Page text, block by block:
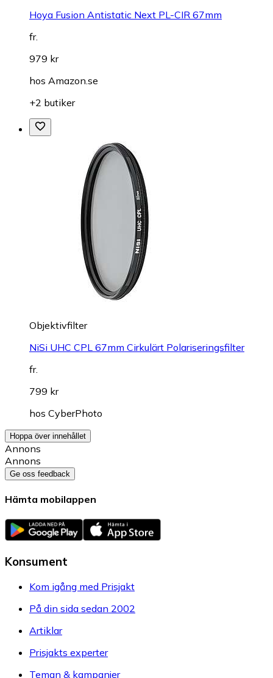
Hoya Fusion Antistatic Next PL-CIR 67mm
fr.
979 kr
hos Amazon.se
+2 butiker
Objektivfilter
NiSi UHC CPL 67mm Cirkulärt Polariseringsfilter
fr.
799 kr
hos CyberPhoto
Hoppa över innehållet
Annons
Annons
Ge oss feedback
Hämta mobilappen
Konsument
Kom igång med Prisjakt
På din sida sedan 2002
Artiklar
Prisjakts experter
Teman & kampanjer